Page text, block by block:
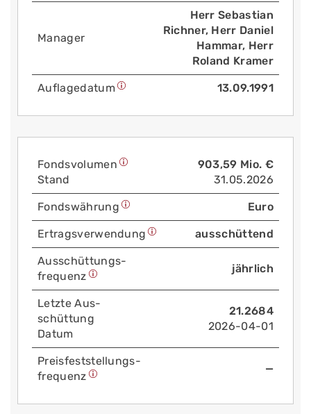
Manager
Herr Sebastian
Richner, Herr Daniel
Hammar, Herr
Roland Kramer
Auflage­datum 13.09.1991
Fonds­volumen
Stand
903,59 Mio. €
31.05.2026
Fonds­währung Euro
Ertrags­verwendung ausschüttend
Aus­schüttungs­
frequenz
jährlich
Letzte Aus­
schüttung
Datum
21.2684
2026-04-01
Preis­fest­stellungs­
frequenz
—